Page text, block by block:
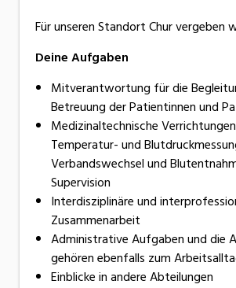
Für unseren Standort Chur vergeben
Deine Aufgaben
Mitverantwortung für die
Betreuung der Patientinnen und
Medizinaltechnische
Temperatur- und
Verbandswechsel und
Supervision
Interdisziplinäre und
Zusammenarbeit
Administrative Aufgaben und die
gehören ebenfalls zum
Einblicke in andere Abteilungen